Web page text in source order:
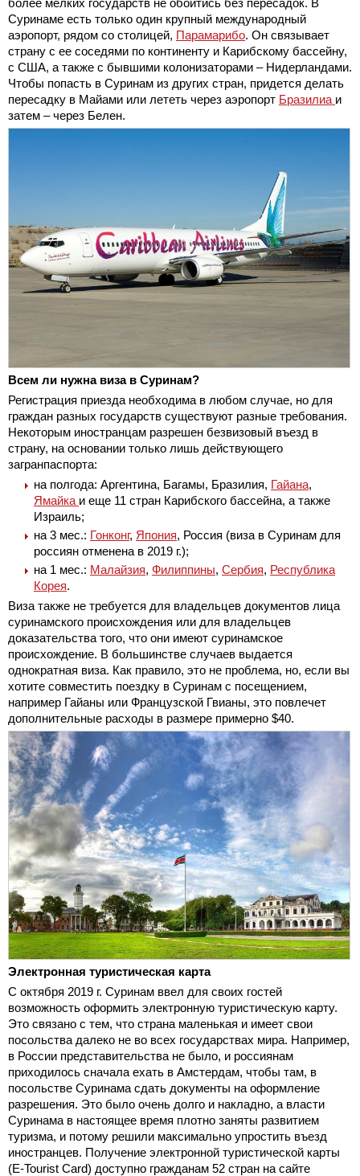
более мелких государств не обойтись без пересадок. В
Суринаме есть только один крупный международный
аэропорт, рядом со столицей, Парамарибо. Он связывает
страну с ее соседями по континенту и Карибскому бассейну,
с США, а также с бывшими колонизаторами – Нидерландами.
Чтобы попасть в Суринам из других стран, придется делать
пересадку в Майами или лететь через аэропорт Бразилиа и
затем – через Белен.
Всем ли нужна виза в Суринам?
Регистрация приезда необходима в любом случае, но для
граждан разных государств существуют разные требования.
Некоторым иностранцам разрешен безвизовый въезд в
страну, на основании только лишь действующего
загранпаспорта:
на полгода: Аргентина, Багамы, Бразилия, Гайана,
Ямайка и еще 11 стран Карибского бассейна, а также
Израиль;
на 3 мес.: Гонконг, Япония, Россия (виза в Суринам для
россиян отменена в 2019 г.);
на 1 мес.: Малайзия, Филиппины, Сербия, Республика
Корея.
Виза также не требуется для владельцев документов лица
суринамского происхождения или для владельцев
доказательства того, что они имеют суринамское
происхождение. В большинстве случаев выдается
однократная виза. Как правило, это не проблема, но, если вы
хотите совместить поездку в Суринам с посещением,
например Гайаны или Французской Гвианы, это повлечет
дополнительные расходы в размере примерно $40.
Электронная туристическая карта
С октября 2019 г. Суринам ввел для своих гостей
возможность оформить электронную туристическую карту.
Это связано с тем, что страна маленькая и имеет свои
посольства далеко не во всех государствах мира. Например,
в России представительства не было, и россиянам
приходилось сначала ехать в Амстердам, чтобы там, в
посольстве Суринама сдать документы на оформление
разрешения. Это было очень долго и накладно, а власти
Суринама в настоящее время плотно заняты развитием
туризма, и потому решили максимально упростить въезд
иностранцев. Получение электронной туристической карты
(E-Tourist Card) доступно гражданам 52 стран на сайте